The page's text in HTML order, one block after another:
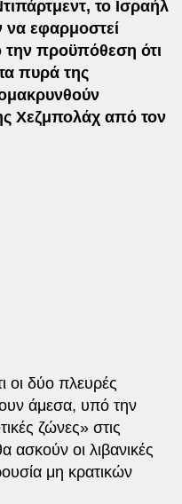
το Ισραήλ
εφαρμοστεί
προϋπόθεση ότι
πυρά της
Χεζμπολάχ από τον
οι δύο πλευρές
άμεσα, υπό την
ζώνες» στις
ασκούν οι λιβανικές
μη κρατικών